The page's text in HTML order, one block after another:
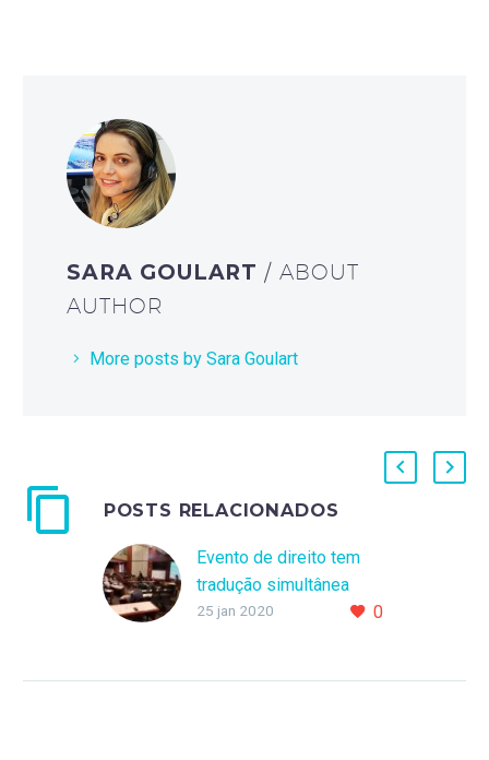
SARA GOULART/ ABOUT
AUTHOR
More posts by Sara Goulart
POSTS RELACIONADOS
Evento de direito tem
tradução simultânea
Interpret Brasil em
0
25 jan 2020